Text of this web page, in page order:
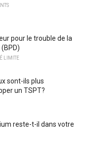
pour le trouble de la
LIMITE
sont-ils plus
un TSPT?
reste-t-il dans votre